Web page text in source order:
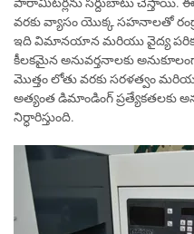
వరకు వ్యాసం యొక్క సహనాలతో
ఇది విమానయాన మరియు వైద్య
కీలకమైన అనువర్తనాలకు
మొత్తం లోతు వరకు సరళత్వం
అత్యంత డిమాండింగ్ ప్రత్యేకతలకు
నిర్ధారిస్తుంది.